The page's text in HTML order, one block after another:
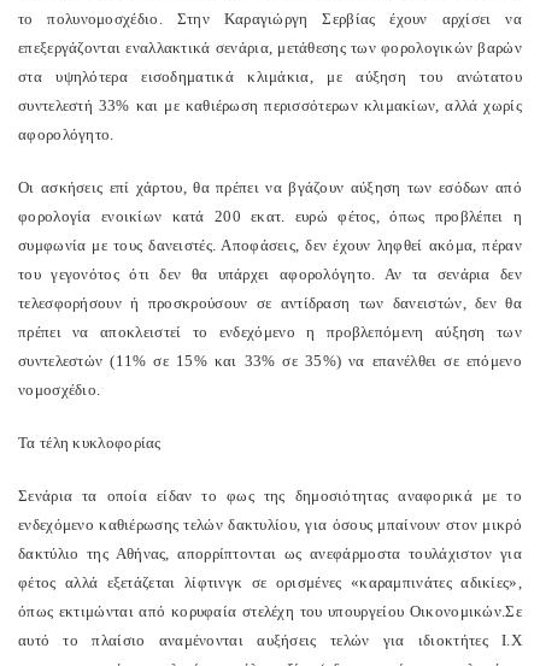
το πολυνομοσχέδιο. Στην Καραγιώργη Σερβίας έχουν αρχίσει να
επεξεργάζονται εναλλακτικά σενάρια, μετάθεσης των φορολογικών βαρών
στα υψηλότερα εισοδηματικά κλιμάκια, με αύξηση του ανώτατου
συντελεστή 33% και με καθιέρωση περισσότερων κλιμακίων, αλλά χωρίς
αφορολόγητο.
Οι ασκήσεις επί χάρτου, θα πρέπει να βγάζουν αύξηση των εσόδων από
φορολογία ενοικίων κατά 200 εκατ. ευρώ φέτος, όπως προβλέπει η
συμφωνία με τους δανειστές. Αποφάσεις, δεν έχουν ληφθεί ακόμα, πέραν
του γεγονότος ότι δεν θα υπάρχει αφορολόγητο. Αν τα σενάρια δεν
τελεσφορήσουν ή προσκρούσουν σε αντίδραση των δανειστών, δεν θα
πρέπει να αποκλειστεί το ενδεχόμενο η προβλεπόμενη αύξηση των
συντελεστών (11% σε 15% και 33% σε 35%) να επανέλθει σε επόμενο
νομοσχέδιο.
Τα τέλη κυκλοφορίας
Σενάρια τα οποία είδαν το φως της δημοσιότητας αναφορικά με το
ενδεχόμενο καθιέρωσης τελών δακτυλίου, για όσους μπαίνουν στον μικρό
δακτύλιο της Αθήνας, απορρίπτονται ως ανεφάρμοστα τουλάχιστον για
φέτος αλλά εξετάζεται λίφτινγκ σε ορισμένες «καραμπινάτες αδικίες»,
όπως εκτιμώνται από κορυφαία στελέχη του υπουργείου Οικονομικών.Σε
αυτό το πλαίσιο αναμένονται αυξήσεις τελών για ιδιοκτήτες Ι.Χ